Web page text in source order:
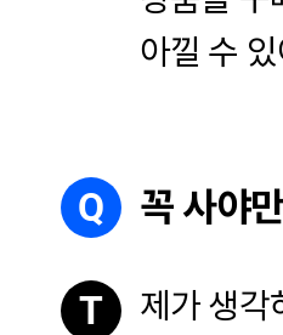
아낄 수
Q 꼭 사야
T
제가 생각